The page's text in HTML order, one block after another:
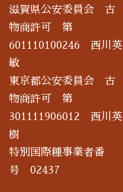
滋賀県公安委員会 古
物商許可 第
601110100246 西川英
敏
東京都公安委員会 古
物商許可 第
301111906012 西川英
樹
特別国際種事業者番
号 02437